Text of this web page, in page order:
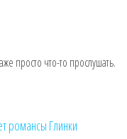
просто что-то прослушать.
романсы Глинки